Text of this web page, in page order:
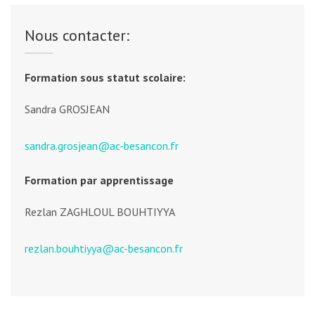
Nous contacter:
Formation sous statut scolaire:
Sandra GROSJEAN
sandra.grosjean@ac-besancon.fr
Formation par apprentissage
Rezlan ZAGHLOUL BOUHTIYYA
rezlan.bouhtiyya@ac-besancon.fr